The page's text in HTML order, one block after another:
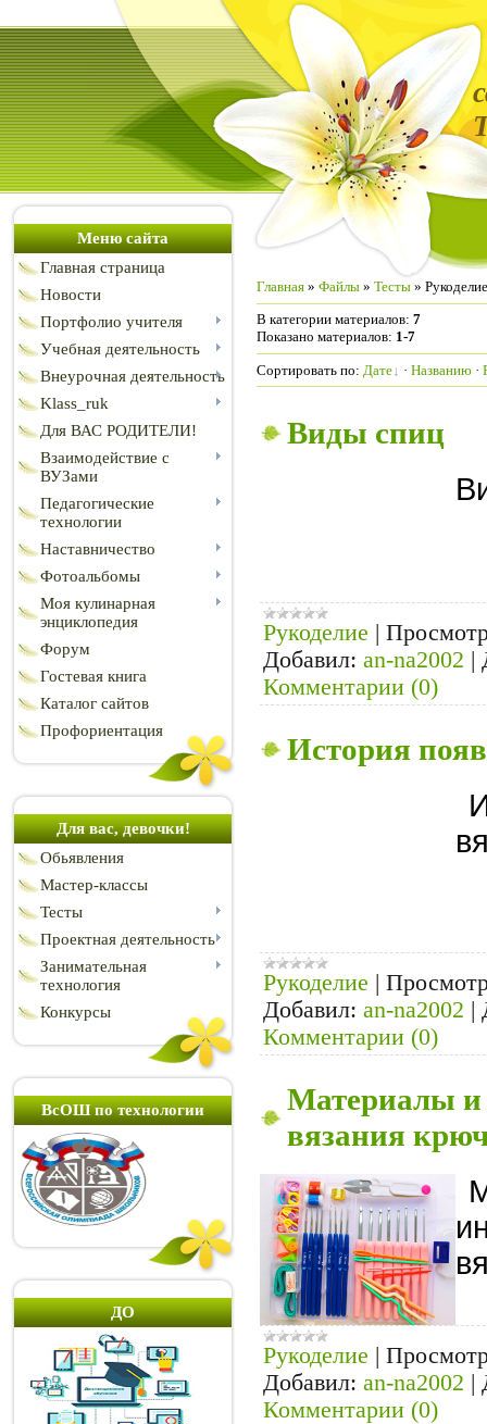
Меню сайта
Главная страница
Новости
Портфолио учителя
Учебная деятельность
Внеурочная деятельность
Klass_ruk
Для ВАС РОДИТЕЛИ!
Взаимодействие с
ВУЗами
Педагогические
технологии
Наставничество
Фотоальбомы
Моя кулинарная
энциклопедия
Форум
Гостевая книга
Каталог сайтов
Профориентация
Для вас, девочки!
Обьявления
Мастер-классы
Тесты
Проектная деятельность
Занимательная
технология
Конкурсы
ВсОШ по технологии
ДО
Главная » Файлы » Тесты » Рукоделие
В категории материалов: 7
Показано материалов: 1-7
Сортировать по: Дате · Названию ·
Виды спиц
Рукоделие |
Добавил: an-na2002 |
Комментарии (0)
История
Рукоделие |
Добавил: an-na2002 |
Комментарии (0)
Материалы и
вязания
Рукоделие |
Добавил: an-na2002 |
Комментарии (0)